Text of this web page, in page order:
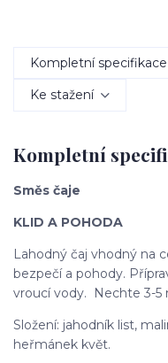
Kompletní specifikace
Ke stažení
Kompletní
Směs čaje
KLID A POHODA
Lahodný čaj vhodný na
bezpečí a pohody.
vroucí vody. Nechte 3-5
Složení: jahodník list,
heřmánek květ.